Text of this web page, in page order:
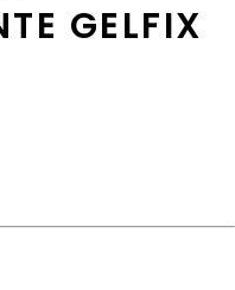
GELFIX